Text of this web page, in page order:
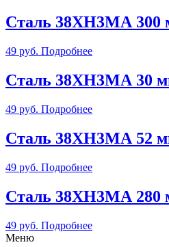
Сталь 38ХН3МА 300
49 руб. Подробнее
Сталь 38ХН3МА 30
49 руб. Подробнее
Сталь 38ХН3МА 52
49 руб. Подробнее
Сталь 38ХН3МА 280
49 руб. Подробнее
Меню